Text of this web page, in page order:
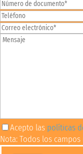
Acepto las políticas
Nota: Todos los